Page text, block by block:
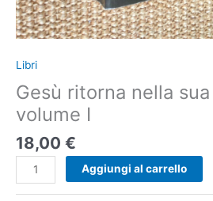
Libri
Gesù ritorna nella
volume I
18,00 €
Aggiungi al carrello